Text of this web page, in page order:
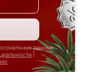
данных